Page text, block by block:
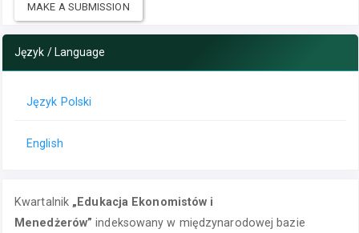
MAKE A SUBMISSION
Język / Language
Język Polski
English
Kwartalnik „Edukacja Ekonomistów i
Menedżerów” indeksowany w międzynarodowej bazie